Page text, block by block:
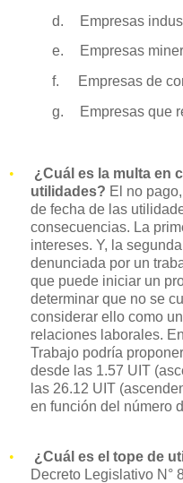
d.
Empresas
e.
Empresas
f.
Empresas de
g.
Empresas que
•
¿Cuál es la multa en
utilidades? El no
de fecha de las
consecuencias. La
intereses. Y, la
denunciada por un
que puede iniciar un
determinar que no se
considerar ello como
relaciones laborales.
Trabajo podría
desde las 1.57 UIT
las 26.12 UIT
en función del número
• ¿Cuál es el tope de
Decreto Legislativo N°